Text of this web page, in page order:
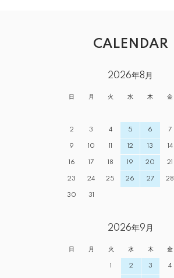
CALENDAR
2026年8月
日 月 火 水 木 金
2 3 4 5 6 7
9 10 11 12 13 14
16 17 18 19 20 21
23 24 25 26 27 28
30 31
2026年9月
日 月 火 水 木 金
1 2 3 4